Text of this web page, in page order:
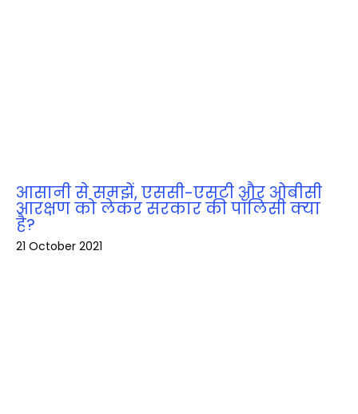
आसानी से समझें, एससी-एसटी और ओबीसी
आरक्षण को लेकर सरकार की पॉलिसी क्‍या
है?
21 October 2021